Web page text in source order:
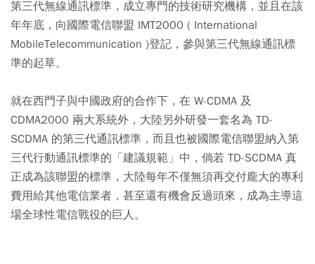
第三代無線通訊標準，成立專門的技術研究機構，並且在該
年年底，向國際電信聯盟 IMT2000 ( International
MobileTelecommunication )登記，參與第三代無線通訊標
準的起草。
就在西門子與中國政府的合作下，在 W-CDMA 及
CDMA2000 兩大系統外，大陸另外研發一套名為 TD-
SCDMA 的第三代通訊標準，而且也被國際電信聯盟納入第
三代行動通訊標準的「建議規範」中，倘若 TD-SCDMA 真
正成為該聯盟的標準，大陸每年不僅無須再交付龐大的專利
費用給其他電信業者，甚至還有機會反過頭來，成為主導這
場全球性電信戰役的巨人。